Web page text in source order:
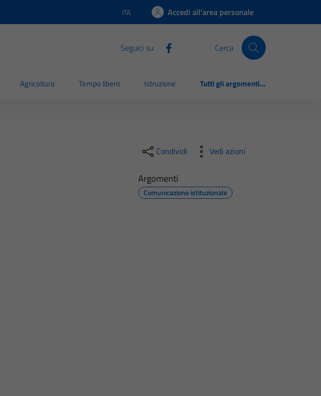
Lingua attiva:
ITA Accedi all'area personale
Seguici su: Cerca
Agricoltura Tempo libero Istruzione Tutti gli argomenti...
Condividi Vedi azioni
Argomenti
Comunicazione istituzionale